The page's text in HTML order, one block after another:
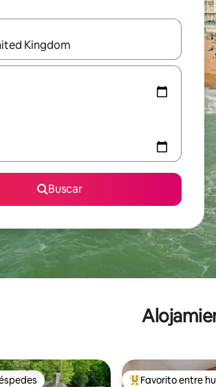
estén disponibles, podrás navegar
Buscar
Favorito entre